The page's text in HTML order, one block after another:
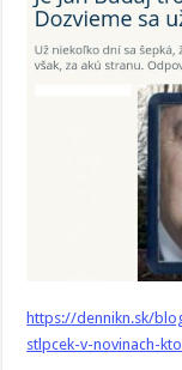
https://dennikn.sk/
stlpcek-v-novinach-